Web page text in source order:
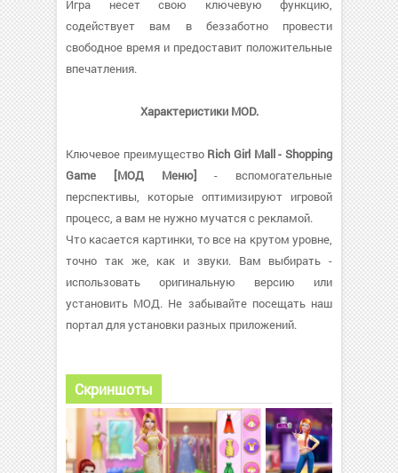
Игра несет свою ключевую функцию,
содействует вам в беззаботно провести
свободное время и предоставит положительные
впечатления.
Характеристики MOD.
Ключевое преимущество Rich Girl Mall - Shopping
Game [МОД Меню] - вспомогательные
перспективы, которые оптимизируют игровой
процесс, а вам не нужно мучатся с рекламой.
Что касается картинки, то все на крутом уровне,
точно так же, как и звуки. Вам выбирать -
использовать оригинальную версию или
установить МОД. Не забывайте посещать наш
портал для установки разных приложений.
Скриншоты